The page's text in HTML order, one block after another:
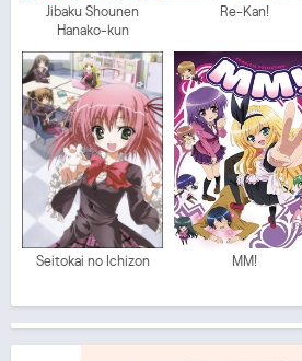
Jibaku Shounen
Hanako-kun
Re-Kan!
Seitokai no Ichizon MM!